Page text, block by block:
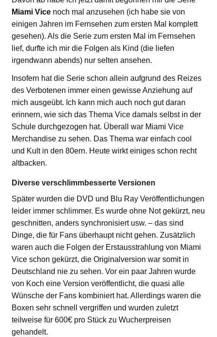
Miami Vice noch mal anzusehen (ich habe sie von
einigen Jahren im Fernsehen zum ersten Mal komplett
gesehen). Als die Serie zum ersten Mal im Fernsehen
lief, durfte ich mir die Folgen als Kind (die liefen
irgendwann abends) nur selten ansehen.
Insofern hat die Serie schon allein aufgrund des Reizes
des Verbotenen immer einen gewisse Anziehung auf
mich ausgeübt. Ich kann mich auch noch gut daran
erinnern, wie sich das Thema Vice damals selbst in der
Schule durchgezogen hat. Überall war Miami Vice
Merchandise zu sehen. Das Thema war einfach cool
und Kult in den 80ern. Heute wirkt einiges schon recht
altbacken.
Diverse verschlimmbesserte Versionen
Später wurden die DVD und Blu Ray Veröffentlichungen
leider immer schlimmer. Es wurde ohne Not gekürzt, neu
geschnitten, anders synchronisiert usw. – das sind
Dinge, die für Fans überhaupt nicht gehen. Zusätzlich
waren auch die Folgen der Erstausstrahlung von Miami
Vice schon gekürzt, die Originalversion war somit in
Deutschland nie zu sehen. Vor ein paar Jahren wurde
von Koch eine Version veröffentlicht, die quasi alle
Wünsche der Fans kombiniert hat. Allerdings waren die
Boxen sehr schnell vergriffen und wurden zuletzt
teilweise für 600€ pro Stück zu Wucherpreisen
gehandelt.